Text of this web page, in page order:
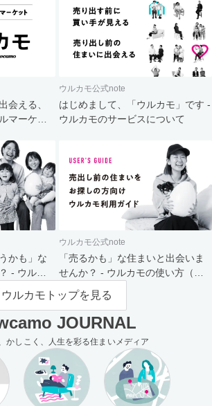
会える、
マーケッ
ウルカモ公式note
はじめまして、「ウルカモ」です -
ウルカモのサービスについて
かも」な
- ウルカ
ウルカモ公式note
「売るかも」な住まいと出会いま
せんか？ - ウルカモの使い方（買
主さま向け）
ウルカモトップを見る
JOURNAL
かしこく、人生を彩る住まいメディア